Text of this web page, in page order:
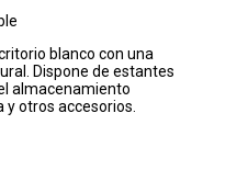
blanco con una
Dispone de estantes
almacenamiento
y otros accesorios.